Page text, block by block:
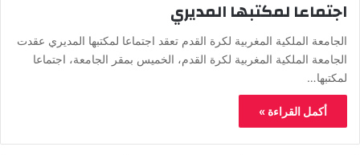
اجتماعا لمكتبها المديري
الجامعة الملكية المغربية لكرة القدم تعقد اجتماعا لمكتبها المديري عقدت
الجامعة الملكية المغربية لكرة القدم، الخميس بمقر الجامعة، اجتماعا
لمكتبها…
أكمل القراءة »